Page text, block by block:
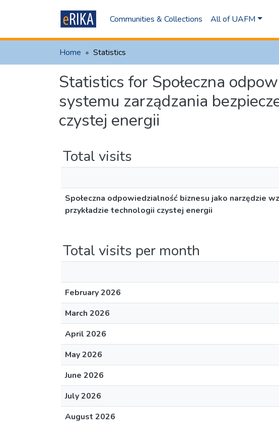
Communities & Collections All of UAFM
Home Statistics
Statistics for Społeczna
systemu zarządzania
czystej energii
Total visits
Społeczna odpowiedzialność biznesu jako narzędzie
przykładzie technologii czystej energii
Total visits per month
February 2026
March 2026
April 2026
May 2026
June 2026
July 2026
August 2026